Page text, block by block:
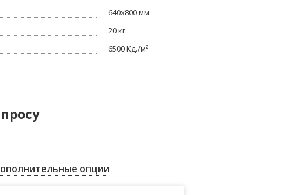
640x800 мм.
20 кг.
6500 Кд./м²
опции